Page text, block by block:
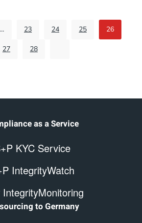
… 23 24 25 26
27 28
as a Service
KYC Service
IntegrityWatch
IntegrityMonitoring
to Germany